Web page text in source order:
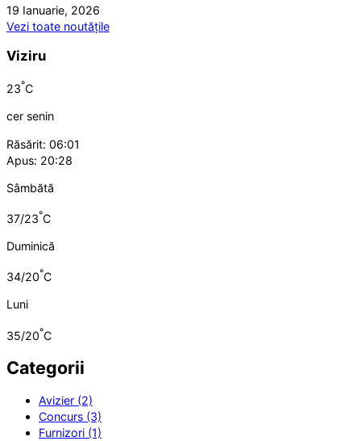
19 Ianuarie, 2026
Vezi toate noutățile
Viziru
23°C
cer senin
Răsărit: 06:01
Apus: 20:28
Sâmbătă
37/23°C
Duminică
34/20°C
Luni
35/20°C
Categorii
Avizier (2)
Concurs (3)
Furnizori (1)